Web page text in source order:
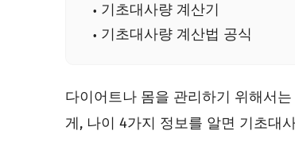
기초대사량 계산기
기초대사량 계산법 공식
다이어트나 몸을 관리하기 위해서
게, 나이 4가지 정보를 알면 기초대